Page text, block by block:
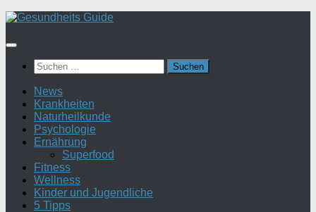
Suchen
nach:
News
Krankheiten
Naturheilkunde
Psychologie
Ernährung
Superfood
Fitness
Wellness
Kinder und Jugendliche
5 Tipps